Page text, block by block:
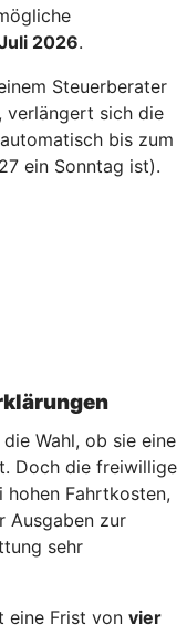
2026.
Steuerberater
verlängert sich die
bis zum
ein Sonntag ist).
Wahl, ob sie eine
Doch die freiwillige
hohen Fahrtkosten,
Ausgaben zur
sehr
eine Frist von vier